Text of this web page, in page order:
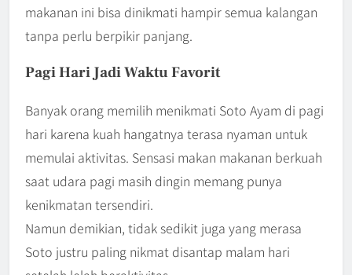
makanan ini bisa dinikmati hampir semua kalangan
tanpa perlu berpikir panjang.
Pagi Hari Jadi Waktu Favorit
Banyak orang memilih menikmati Soto Ayam di pagi
hari karena kuah hangatnya terasa nyaman untuk
memulai aktivitas. Sensasi makan makanan berkuah
saat udara pagi masih dingin memang punya
kenikmatan tersendiri.
Namun demikian, tidak sedikit juga yang merasa
Soto justru paling nikmat disantap malam hari